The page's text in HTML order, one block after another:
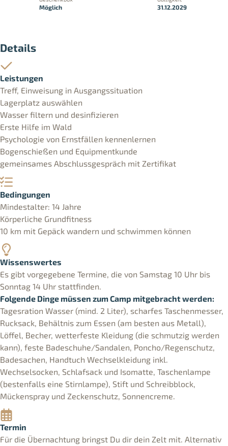
Möglich 31.12.2029
Details
Leistungen
Treff, Einweisung in Ausgangssituation
Lagerplatz auswählen
Wasser filtern und desinfizieren
Erste Hilfe im Wald
Psychologie von Ernstfällen kennenlernen
Bogenschießen und Equipmentkunde
gemeinsames Abschlussgespräch mit Zertifikat
Bedingungen
Mindestalter: 14 Jahre
Körperliche Grundfitness
10 km mit Gepäck wandern und schwimmen können
Wissenswertes
Es gibt vorgegebene Termine, die von Samstag 10 Uhr bis
Sonntag 14 Uhr stattfinden.
Folgende Dinge müssen zum Camp mitgebracht werden:
Tagesration Wasser (mind. 2 Liter), scharfes Taschenmesser,
Rucksack, Behältnis zum Essen (am besten aus Metall),
Löffel, Becher, wetterfeste Kleidung (die schmutzig werden
kann), feste Badeschuhe/Sandalen, Poncho/Regenschutz,
Badesachen, Handtuch Wechselkleidung inkl.
Wechselsocken, Schlafsack und Isomatte, Taschenlampe
(bestenfalls eine Stirnlampe), Stift und Schreibblock,
Mückenspray und Zeckenschutz, Sonnencreme.
Termin
Für die Übernachtung bringst Du dir dein Zelt mit. Alternativ